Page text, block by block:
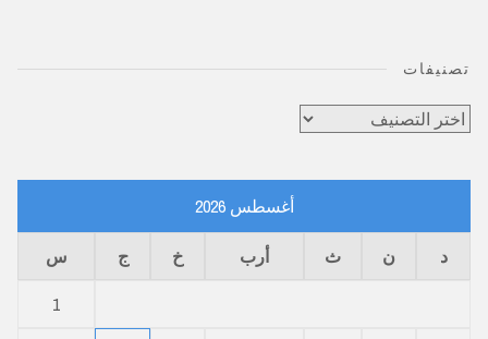
تصنيفات
تصنيفات
أغسطس 2026
د ن ث أرب خ ج
س
1